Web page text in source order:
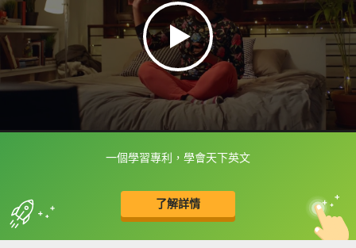
一個學習專利，學會天下英文
了解詳情
框選或點兩下字幕可以直接查字典喔！
收錄佳句 中
英